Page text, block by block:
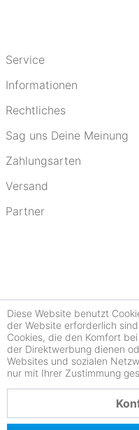
Service
Informationen
Rechtliches
Sag uns Deine Meinung
Zahlungsarten
Versand
Partner
Diese Website benutzt
der Website erforderlich
Cookies, die den Komfort
der Direktwerbung dienen
Websites und sozialen
nur mit Ihrer Zustimmung